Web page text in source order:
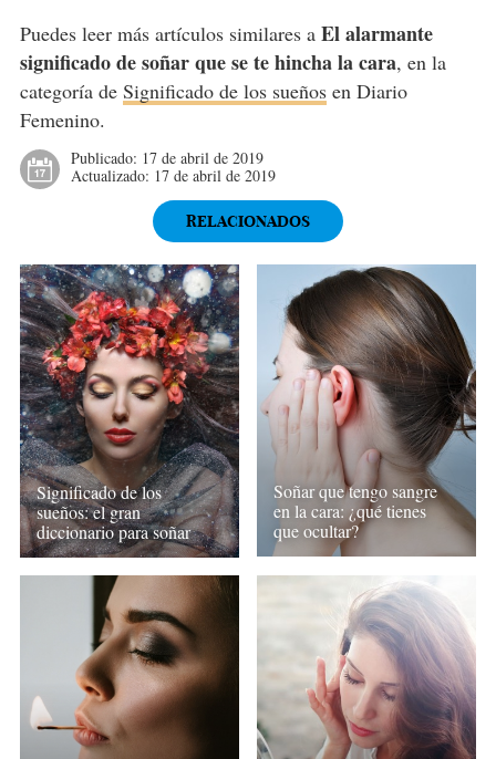
Puedes leer más artículos similares a El alarmante
significado de soñar que se te hincha la cara, en la
categoría de Significado de los sueñosen Diario
Femenino.
Publicado: 17 de abril de 2019
Actualizado: 17 de abril de 2019
RELACIONADOS
Significado de los
sueños: el gran
diccionario para soñar
Soñar que tengo sangre
en la cara: ¿qué tienes
que ocultar?